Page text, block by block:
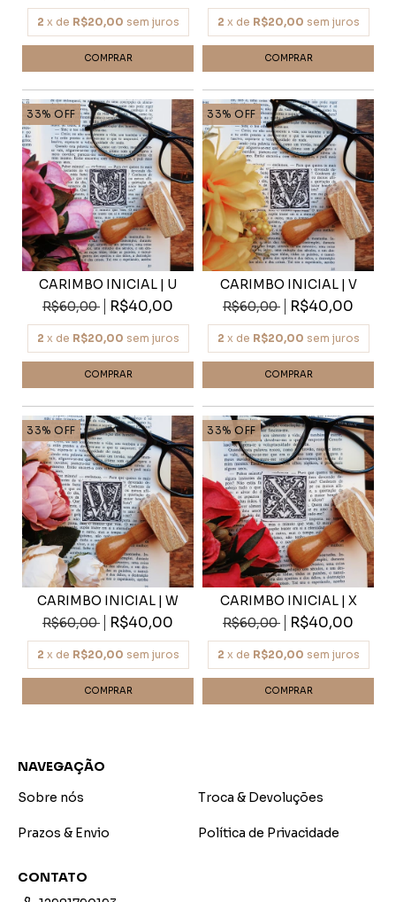
2 x de R$20,00 sem juros 2 x de R$20,00 sem juros
33% OFF
CARIMBO INICIAL | U
R$60,00
R$40,00
2 x de R$20,00 sem juros
33% OFF
CARIMBO INICIAL | V
R$60,00
R$40,00
2 x de R$20,00 sem juros
33% OFF
CARIMBO INICIAL | W
R$60,00
R$40,00
2 x de R$20,00 sem juros
33% OFF
CARIMBO INICIAL | X
R$60,00
R$40,00
2 x de R$20,00 sem juros
NAVEGAÇÃO
Sobre nós
Troca & Devoluções
Prazos & Envio Política de Privacidade
CONTATO